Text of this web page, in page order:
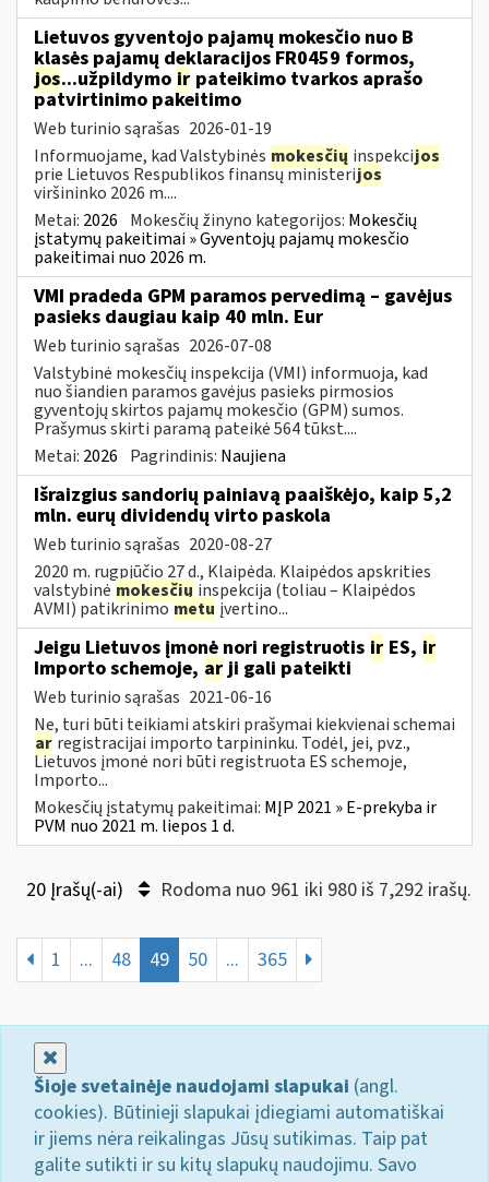
Lietuvos gyventojo pajamų mokesčio nuo B
klasės pajamų deklaracijos FR0459 formos,
jos...užpildymo ir pateikimo tvarkos aprašo
patvirtinimo pakeitimo
Web turinio sąrašas 2026-01-19
Informuojame, kad Valstybinės mokesčių inspekcijos
prie Lietuvos Respublikos finansų ministerijos
viršininko 2026 m....
Metai: 2026 Mokesčių žinyno kategorijos: Mokesčių
įstatymų pakeitimai » Gyventojų pajamų mokesčio
pakeitimai nuo 2026 m.
VMI pradeda GPM paramos pervedimą – gavėjus
pasieks daugiau kaip 40 mln. Eur
Web turinio sąrašas 2026-07-08
Valstybinė mokesčių inspekcija (VMI) informuoja, kad
nuo šiandien paramos gavėjus pasieks pirmosios
gyventojų skirtos pajamų mokesčio (GPM) sumos.
Prašymus skirti paramą pateikė 564 tūkst....
Metai: 2026 Pagrindinis: Naujiena
Išraizgius sandorių painiavą paaiškėjo, kaip 5,2
mln. eurų dividendų virto paskola
Web turinio sąrašas 2020-08-27
2020 m. rugpjūčio 27 d., Klaipėda. Klaipėdos apskrities
valstybinė mokesčių inspekcija (toliau – Klaipėdos
AVMI) patikrinimometu įvertino...
Jeigu Lietuvos įmonė nori registruotis ir ES, ir
Importo schemoje, arji gali pateikti
Web turinio sąrašas 2021-06-16
Ne, turi būti teikiami atskiri prašymai kiekvienai schemai
ar registracijai importo tarpininku. Todėl, jei, pvz.,
Lietuvos įmonė nori būti registruota ES schemoje,
Importo...
Mokesčių įstatymų pakeitimai: MĮP 2021 » E-prekyba ir
PVM nuo 2021 m. liepos 1 d.
20 Įrašų(-ai) Rodoma nuo 961 iki 980 iš 7,292 irašų.
1 ... 48 49 50 ... 365
Šioje svetainėje naudojami slapukai (angl.
cookies). Būtinieji slapukai įdiegiami automatiškai
ir jiems nėra reikalingas Jūsų sutikimas. Taip pat
galite sutikti ir su kitų slapukų naudojimu. Savo